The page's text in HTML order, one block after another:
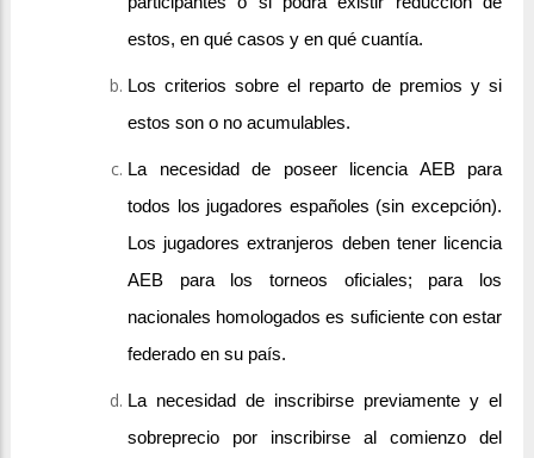
estos, en qué casos y en qué cuantía.
Los criterios sobre el reparto de premios y si
estos son o no acumulables.
La necesidad de poseer licencia AEB para
todos los jugadores españoles (sin excepción).
Los jugadores extranjeros deben tener licencia
AEB para los torneos oficiales; para los
nacionales homologados es suficiente con estar
federado en su país.
La necesidad de inscribirse previamente y el
sobreprecio por inscribirse al comienzo del